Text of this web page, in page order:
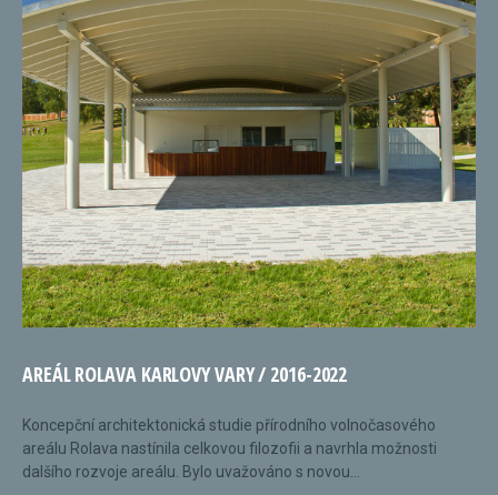
AREÁL ROLAVA KARLOVY VARY / 2016-2022
Koncepční architektonická studie přírodního volnočasového
areálu Rolava nastínila celkovou filozofii a navrhla možnosti
dalšího rozvoje areálu. Bylo uvažováno s novou...